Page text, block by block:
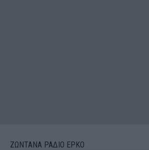
ΖΩΝΤΑΝΑ ΡΑΔΙΟ ΕΡΚΟ